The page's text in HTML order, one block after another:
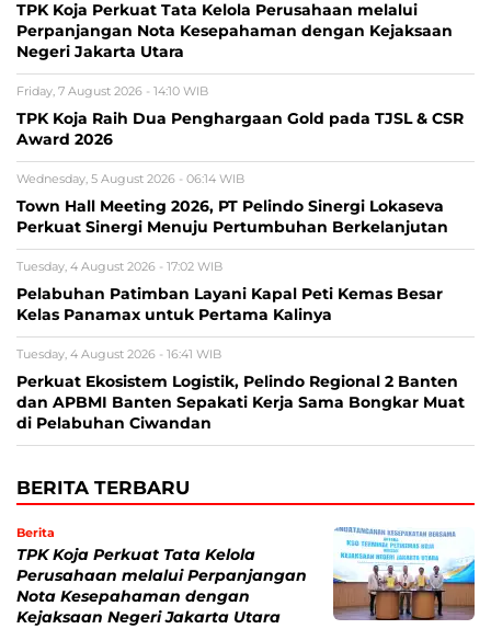
TPK Koja Perkuat Tata Kelola Perusahaan melalui
Perpanjangan Nota Kesepahaman dengan Kejaksaan
Negeri Jakarta Utara
Friday, 7 August 2026 - 14:10 WIB
TPK Koja Raih Dua Penghargaan Gold pada TJSL & CSR
Award 2026
Wednesday, 5 August 2026 - 06:14 WIB
Town Hall Meeting 2026, PT Pelindo Sinergi Lokaseva
Perkuat Sinergi Menuju Pertumbuhan Berkelanjutan
Tuesday, 4 August 2026 - 17:02 WIB
Pelabuhan Patimban Layani Kapal Peti Kemas Besar
Kelas Panamax untuk Pertama Kalinya
Tuesday, 4 August 2026 - 16:41 WIB
Perkuat Ekosistem Logistik, Pelindo Regional 2 Banten
dan APBMI Banten Sepakati Kerja Sama Bongkar Muat
di Pelabuhan Ciwandan
BERITA TERBARU
Berita
TPK Koja Perkuat Tata Kelola
Perusahaan melalui Perpanjangan
Nota Kesepahaman dengan
Kejaksaan Negeri Jakarta Utara